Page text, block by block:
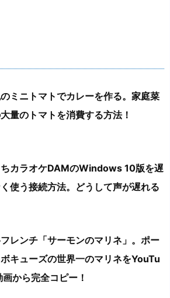
ミニトマトでカレーを作る。家庭菜
量のトマトを消費する方法！
カラオケDAMのWindows 10版を遅
使う接続方法。どうして声が遅れる
レンチ「サーモンのマリネ」。ポー
キューズの世界一のマリネをYouTu
から完全コピー！